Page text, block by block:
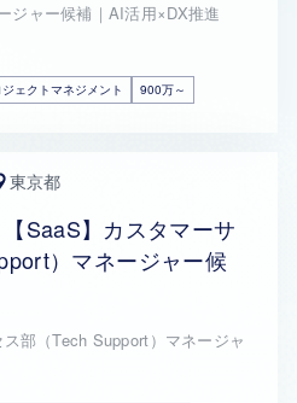
ジャー候補｜AI活用×DX推進
ェクトマネジメント 900万～
東京都
SaaS】カスタマーサ
）マネージャー候
ス部（Tech Support）マネージャ